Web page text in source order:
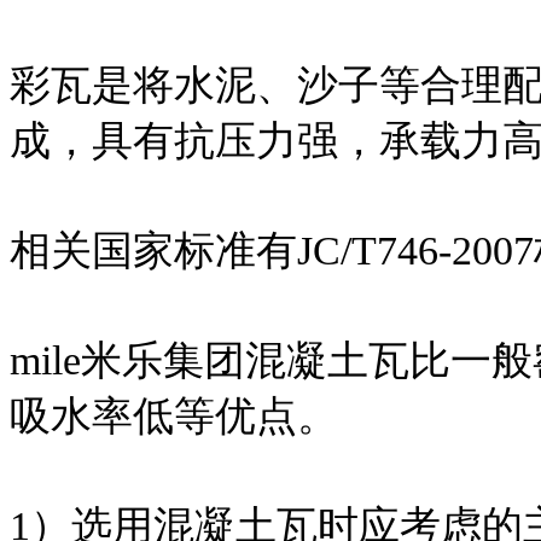
彩瓦是将水泥、沙子等合理
成，具有抗压力强，承载力
相关国家标准有JC/T746-
mile米乐集团混凝土瓦比一
吸水率低等优点。
1）选用混凝土瓦时应考虑